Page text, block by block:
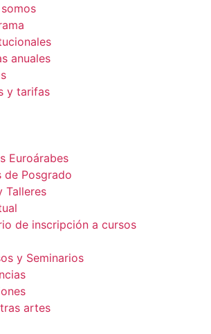
anuales
y tarifas
Euroárabes
de Posgrado
Talleres
de inscripción a cursos
y Seminarios
artes